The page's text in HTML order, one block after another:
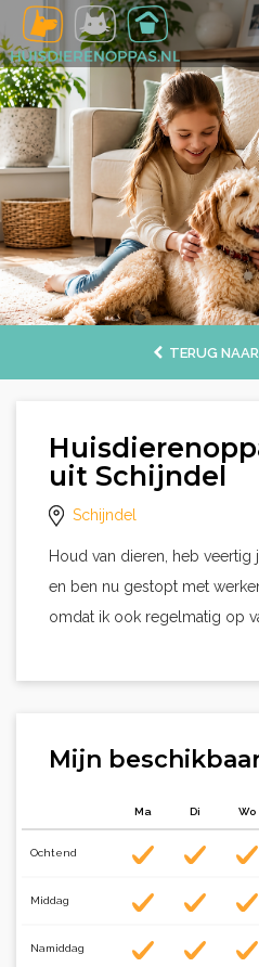
TERUG
uit Schijndel
Schijndel
Houd van dieren, heb
en ben nu gestopt met
omdat ik ook regelmatig op
Mijn
Ma Di Wo
Ochtend
Middag
Namiddag